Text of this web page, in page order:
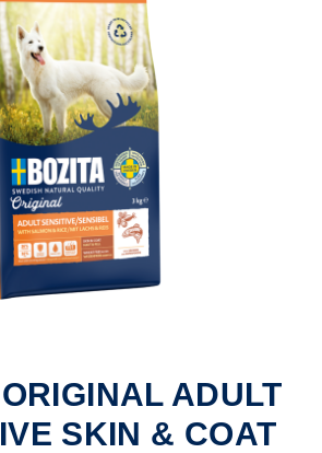
ADULT
SKIN & COAT